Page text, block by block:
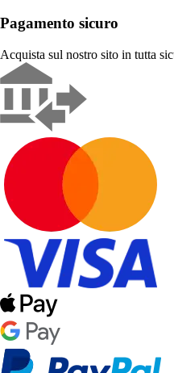
Pagamento sicuro
Acquista sul nostro sito in tutta